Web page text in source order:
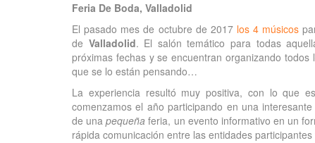
Feria De Boda, Valladolid
El pasado mes de octubre de 2017 los 4 músicos
de Valladolid. El salón temático para todas
próximas fechas y se encuentran organizando
que se lo están pensando…
La experiencia resultó muy positiva, con lo que
comenzamos el año participando en una
de unapequeña feria, un evento informativo en un
rápida comunicación entre las entidades participantes